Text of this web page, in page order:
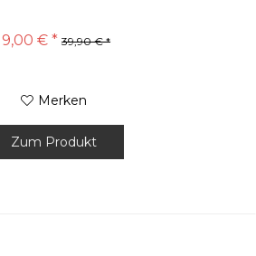
€ * 39,90 € *
Merken
Zum Produkt